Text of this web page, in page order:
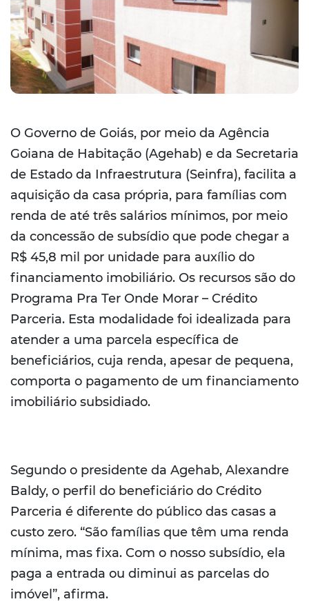
O Governo de Goiás, por meio da Agência
Goiana de Habitação (Agehab) e da Secretaria
de Estado da Infraestrutura (Seinfra), facilita a
aquisição da casa própria, para famílias com
renda de até três salários mínimos, por meio
da concessão de subsídio que pode chegar a
R$ 45,8 mil por unidade para auxílio do
financiamento imobiliário. Os recursos são do
Programa Pra Ter Onde Morar – Crédito
Parceria. Esta modalidade foi idealizada para
atender a uma parcela específica de
beneficiários, cuja renda, apesar de pequena,
comporta o pagamento de um financiamento
imobiliário subsidiado.
Segundo o presidente da Agehab, Alexandre
Baldy, o perfil do beneficiário do Crédito
Parceria é diferente do público das casas a
custo zero. “São famílias que têm uma renda
mínima, mas fixa. Com o nosso subsídio, ela
paga a entrada ou diminui as parcelas do
imóvel”, afirma.